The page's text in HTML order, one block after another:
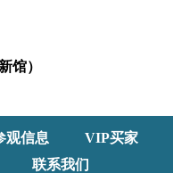
馆）
观信息 VIP买家
联系我们